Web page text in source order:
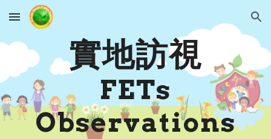
Skip to main content Skip to navigation
實地訪視
FETs
Observations